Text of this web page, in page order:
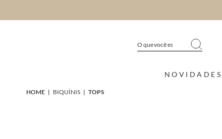
NOVIDADES
HOME | BIQUÍNIS | TOPS